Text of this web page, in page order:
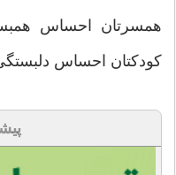
همسرتان احساس
کودکتان احساس